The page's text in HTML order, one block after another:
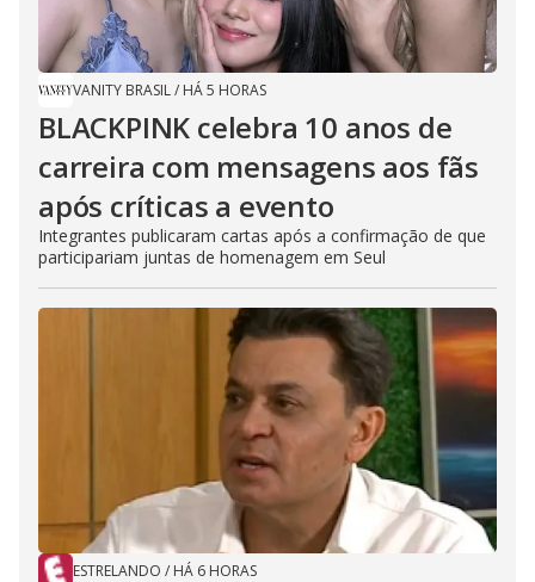
VANITY BRASIL/ HÁ 5 HORAS
BLACKPINK celebra 10 anos de
carreira com mensagens aos fãs
após críticas a evento
Integrantes publicaram cartas após a confirmação de que
participariam juntas de homenagem em Seul
ESTRELANDO / HÁ 6 HORAS